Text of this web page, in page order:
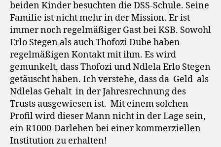
beiden Kinder besuchten die DSS-Schule. Seine
Familie ist nicht mehr in der Mission. Er ist
immer noch regelmäßiger Gast bei KSB. Sowohl
Erlo Stegen als auch Thofozi Dube haben
regelmäßigen Kontakt mit ihm. Es wird
gemunkelt, dass Thofozi und Ndlela Erlo Stegen
getäuscht haben. Ich verstehe, dass da Geld als
Ndlelas Gehalt in der Jahresrechnung des
Trusts ausgewiesen ist. Mit einem solchen
Profil wird dieser Mann nicht in der Lage sein,
ein R1000-Darlehen bei einer kommerziellen
Institution zu erhalten!